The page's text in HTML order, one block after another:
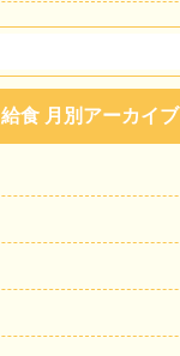
給食 月別アーカイブ